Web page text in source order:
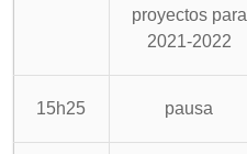
proyectos para
2021-2022
15h25 pausa